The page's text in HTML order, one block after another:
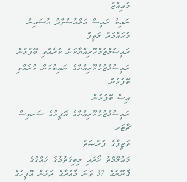
މުޢިއްޒު
ނައިބު ރައީސް އަލްއުސްތާޛު ޙުސައިން
މުޙައްމަދު ލަޠީފް
ރައީސުލްޖުމްހޫރިއްޔާކަން ކުރެއްވި ބޭފުޅުން
ރައީސުލްޖުމްހޫރިއްޔާގެ ނައިބުކަން ކުރެއްވި
ބޭފުޅުން
އިސް ބޭފުޅުން
ރައީސުލްޖުމްހޫރިއްޔާގެ އޮފީހުގެ ސަރވިސް
ޗާޓަރ
ވަޒީފާގެ ފުރުޞަތު
މަޢުލޫމާތު ހޯދައި ލިބިގަތުމުގެ ޙައްޤުގެ
ޤާނޫނުގެ 37 ވަނަ މާއްދާގެ ދަށުން އޮފީހުގެ